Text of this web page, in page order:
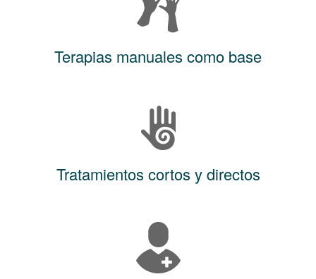
Terapias manuales como base
Tratamientos cortos y directos